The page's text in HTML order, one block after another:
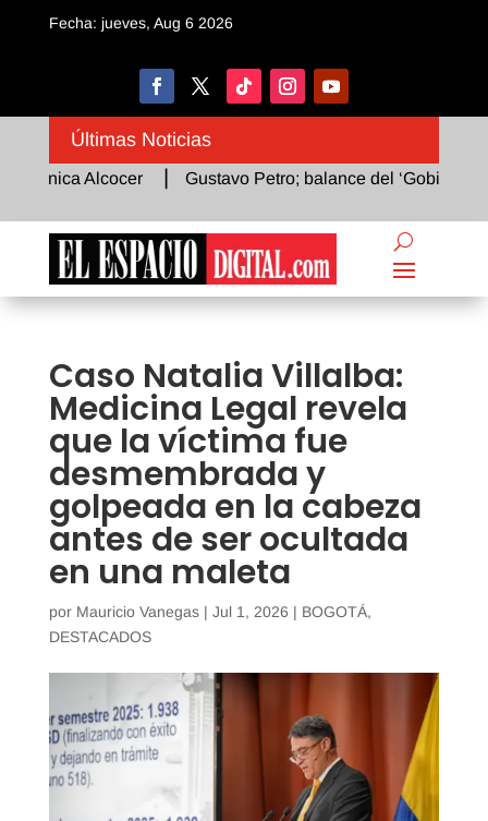
Fecha: jueves, Aug 6 2026
Últimas Noticias
Alcocer Gustavo Petro; balance del ‘Gobierno del
Caso Natalia Villalba:
Medicina Legal revela
que la víctima fue
desmembrada y
golpeada en la cabeza
antes de ser ocultada
en una maleta
por Mauricio Vanegas| Jul 1, 2026 | BOGOTÁ,
DESTACADOS